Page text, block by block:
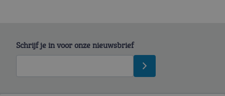
Schrijf je in voor onze nieuwsbrief